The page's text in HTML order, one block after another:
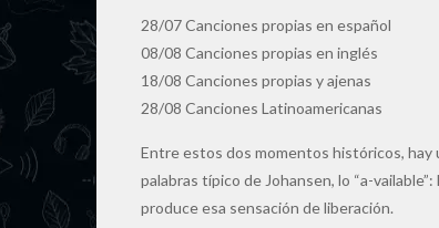
28/07 Canciones propias en español
08/08 Canciones propias en inglés
18/08 Canciones propias y ajenas
28/08 Canciones Latinoamericanas
Entre estos dos momentos históricos, hay
palabras típico de Johansen, lo “a-
produce esa sensación de liberación.